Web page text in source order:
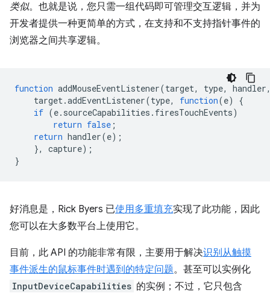
类似。也就是说，您只需一组代码即可管理交互逻辑，并为
开发者提供一种更简单的方式，在支持和不支持指针事件的
浏览器之间共享逻辑。
function addMouseEventListener(target, type, handler
target.addEventListener(type, function(e)
{
if (e. sourceCapabilities . firesTouchEvents)
return false ;
return handler(e);
},
capture);
}
好消息是，Rick Byers 已使用多重填充实现了此功能，因此
您可以在大多数平台上使用它。
目前，此 API 的功能非常有限，主要用于解决识别从触摸
事件派生的鼠标事件时遇到的特定问题。甚至可以实例化
InputDeviceCapabilities 的实例；不过，它只包含